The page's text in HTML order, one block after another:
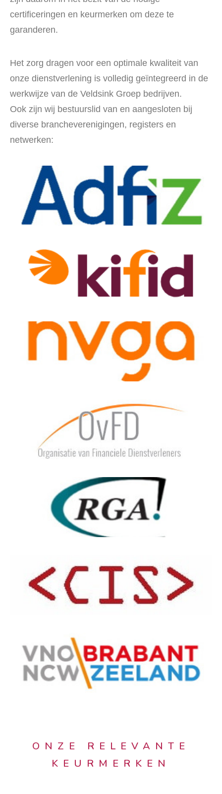
certificeringen en keurmerken om deze te
garanderen.
Het zorg dragen voor een optimale kwaliteit van
onze dienstverlening is volledig geïntegreerd in de
werkwijze van de Veldsink Groep bedrijven.
Ook zijn wij bestuurslid van en aangesloten bij
diverse brancheverenigingen, registers en
netwerken:
ONZE RELEVANTE
KEURMERKEN